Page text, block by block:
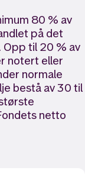
80 % av
på det
til 20 % av
notert eller
normale
bestå av 30 til
netto